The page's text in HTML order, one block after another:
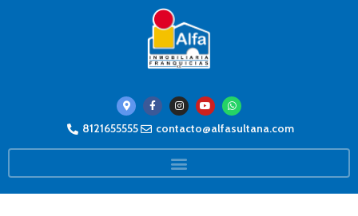
8121655555 contacto@alfasultana.com